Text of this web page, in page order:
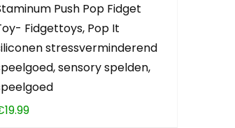
Push Pop Fidget
Fidgettoys, Pop It
stressverminderend
sensory spelden,
19.99